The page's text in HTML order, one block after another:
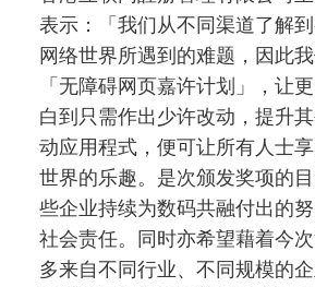
表示：「我们从不同渠道了解
网络世界所遇到的难题，因此
「无障碍网页嘉许计划」，让
白到只需作出少许改动，提升
动应用程式，便可让所有人士
世界的乐趣。是次颁发奖项的
些企业持续为数码共融付出的
社会责任。同时亦希望藉着今
多来自不同行业、不同规模的